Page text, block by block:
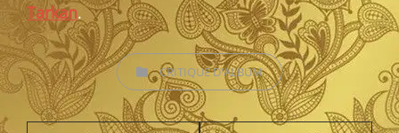
Tarkan.
CATEGORIESCRITIQUE D'ALBUM